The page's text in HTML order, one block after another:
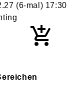
(6-mal) 17:30